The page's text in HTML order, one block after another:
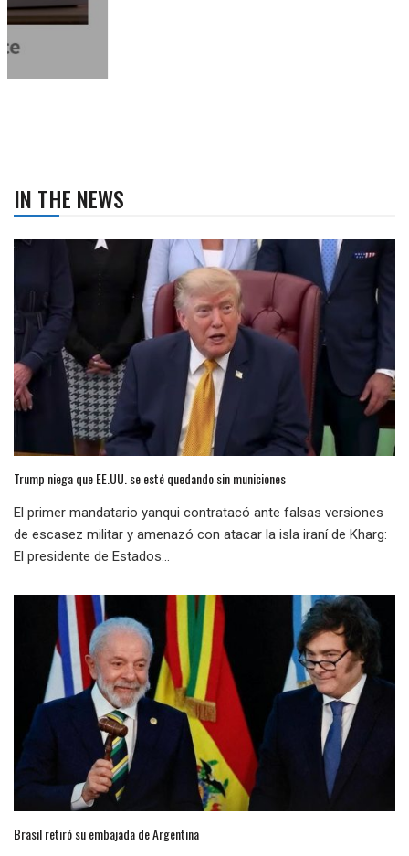
IN THE NEWS
Trump niega que EE.UU. se esté quedando sin municiones
El primer mandatario yanqui contratacó ante falsas versiones
de escasez militar y amenazó con atacar la isla iraní de Kharg:
El presidente de Estados...
Brasil retiró su embajada de Argentina